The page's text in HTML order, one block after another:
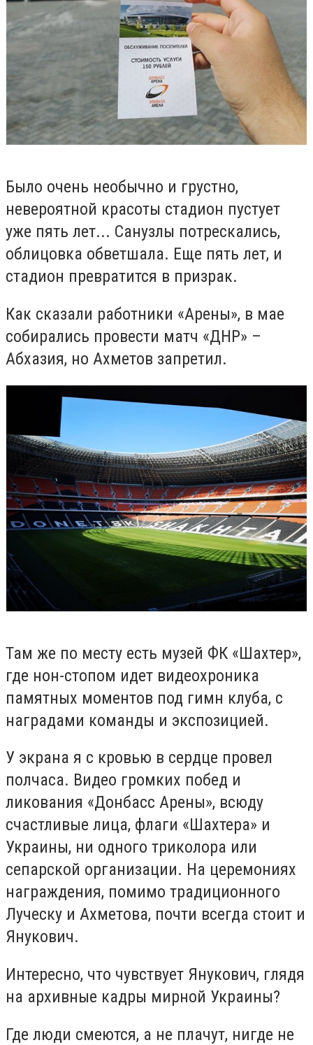
Было очень необычно и грустно,
невероятной красоты стадион пустует
уже пять лет... Санузлы потрескались,
облицовка обветшала. Еще пять лет, и
стадион превратится в призрак.
Как сказали работники «Арены», в мае
собирались провести матч «ДНР» –
Абхазия, но Ахметов запретил.
Там же по месту есть музей ФК «Шахтер»,
где нон-стопом идет видеохроника
памятных моментов под гимн клуба, с
наградами команды и экспозицией.
У экрана я с кровью в сердце провел
полчаса. Видео громких побед и
ликования «Донбасс Арены», всюду
счастливые лица, флаги «Шахтера» и
Украины, ни одного триколора или
сепарской организации. На церемониях
награждения, помимо традиционного
Луческу и Ахметова, почти всегда стоит и
Янукович.
Интересно, что чувствует Янукович, глядя
на архивные кадры мирной Украины?
Где люди смеются, а не плачут, нигде не